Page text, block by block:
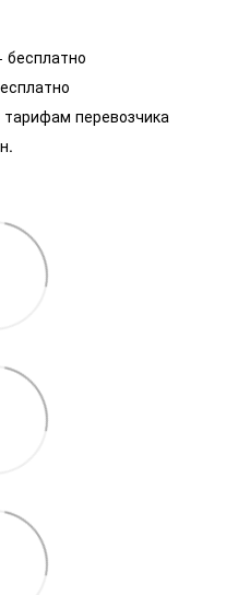
бесплатно
перевозчика